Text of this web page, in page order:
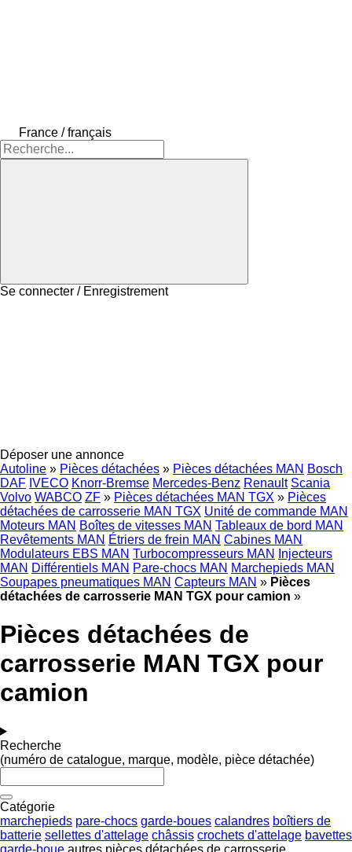
France / français
Se connecter / Enregistrement
Déposer une annonce
Autoline » Pièces détachées » Pièces détachées MAN Bosch
DAF IVECO Knorr-Bremse Mercedes-Benz Renault Scania
Volvo WABCO ZF » Pièces détachées MAN TGX » Pièces
détachées de carrosserie MAN TGX Unité de commande MAN
Moteurs MAN Boîtes de vitesses MAN Tableaux de bord MAN
Revêtements MAN Étriers de frein MAN Cabines MAN
Modulateurs EBS MAN Turbocompresseurs MAN
Injecteurs
MAN Différentiels MAN Pare-chocs MAN Marchepieds MAN
Soupapes pneumatiques MAN Capteurs MAN » Pièces
détachées de carrosserie MAN TGX pour camion »
Pièces détachées de
carrosserie MAN TGX pour
camion
Recherche
(numéro de catalogue, marque, modèle, pièce détachée)
Catégorie
marchepieds pare-chocs garde-boues calandres boîtiers de
batterie sellettes d'attelage châssis crochets d'attelage bavettes
garde-boue autres pièces détachées de carrosserie